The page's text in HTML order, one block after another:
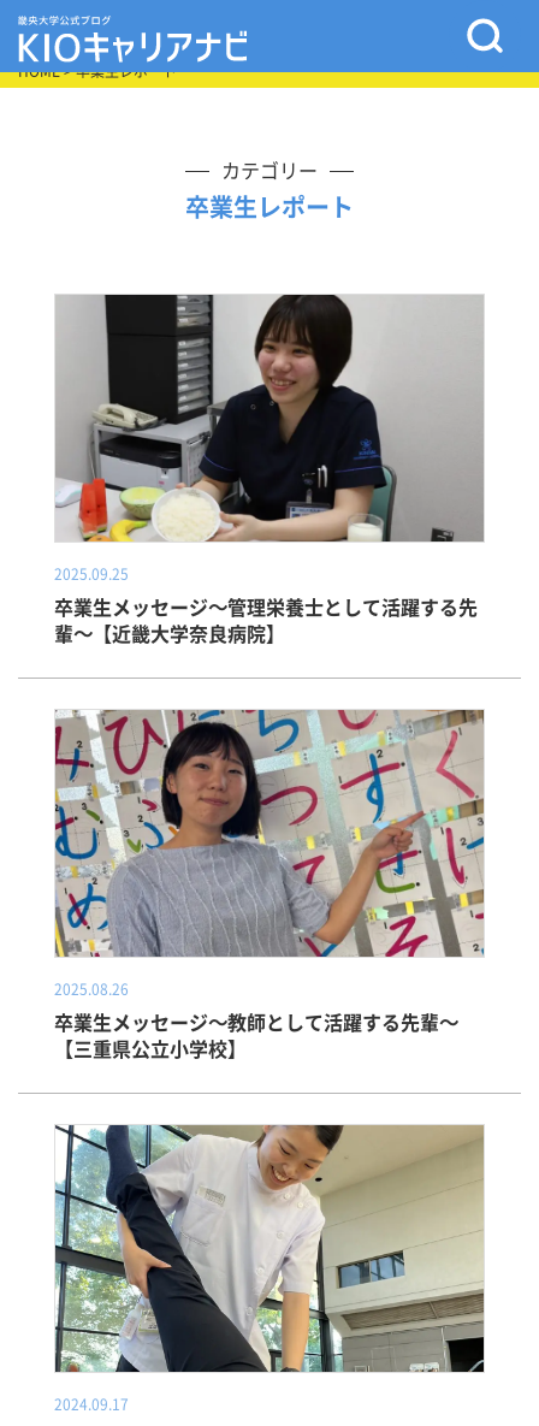
HOME> 卒業生レポート
カテゴリー
卒業生レポート
2025.09.25
卒業生メッセージ～管理栄養士として活躍する先
輩～【近畿大学奈良病院】
2025.08.26
卒業生メッセージ～教師として活躍する先輩～
【三重県公立小学校】
2024.09.17